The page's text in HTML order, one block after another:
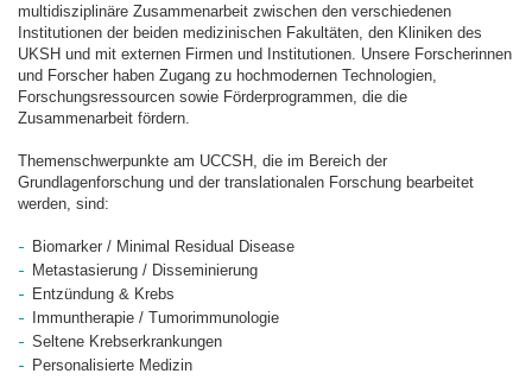
multidisziplinäre Zusammenarbeit zwischen den verschiedenen
Institutionen der beiden medizinischen Fakultäten, den Kliniken des
UKSH und mit externen Firmen und Institutionen. Unsere Forscherinnen
und Forscher haben Zugang zu hochmodernen Technologien,
Forschungsressourcen sowie Förderprogrammen, die die
Zusammenarbeit fördern.
Themenschwerpunkte am UCCSH, die im Bereich der
Grundlagenforschung und der translationalen Forschung bearbeitet
werden, sind:
Biomarker / Minimal Residual Disease
Metastasierung / Disseminierung
Entzündung & Krebs
Immuntherapie / Tumorimmunologie
Seltene Krebserkrankungen
Personalisierte Medizin